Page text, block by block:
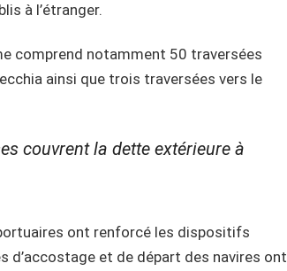
à l’étranger.
comprend notamment 50 traversées
ainsi que trois traversées vers le
couvrent la dette extérieure à
ont renforcé les dispositifs
et de départ des navires ont